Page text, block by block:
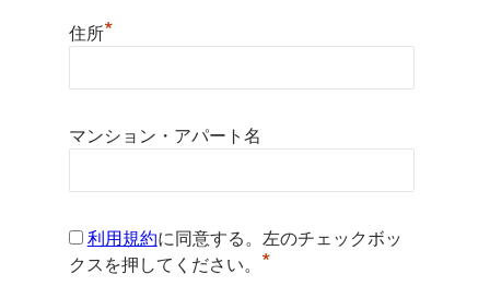
住所*
マンション・アパート名
利用規約に同意する。左のチェックボッ
クスを押してください。 *